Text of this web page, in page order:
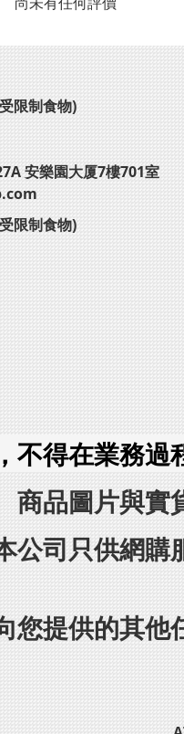
限制食物)
安樂園大厦7樓701室
限制食物)
不得在業務
商品圖片與實
公司只供網購
您提供的其